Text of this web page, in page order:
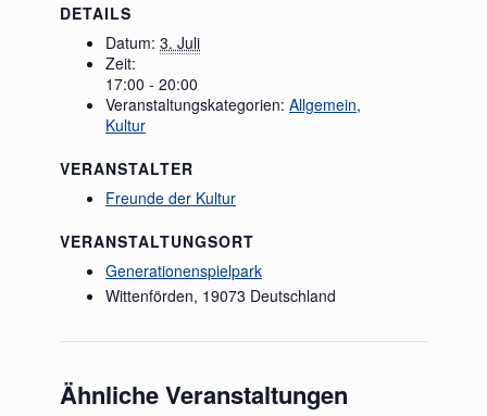
DETAILS
Datum: 3. Juli
Zeit:
17:00 - 20:00
Veranstaltungskategorien: Allgemein,
Kultur
VERANSTALTUNGSORT
Generationenspielpark
Wittenförden, 19073 Deutschland
VERANSTALTER
Freunde der Kultur
Ähnliche Veranstaltungen